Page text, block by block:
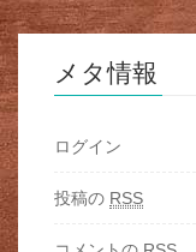
メタ情報
ログイン
投稿の RSS